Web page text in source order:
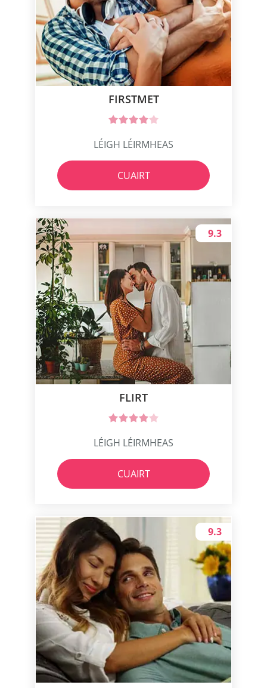
FIRSTMET
LÉIGH LÉIRMHEAS
CUAIRT
FLIRT
9.3
LÉIGH LÉIRMHEAS
CUAIRT
9.3